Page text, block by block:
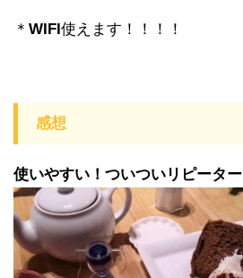
＊ WIFI使えます！！！！
感想
使いやすい！ついついリピーター